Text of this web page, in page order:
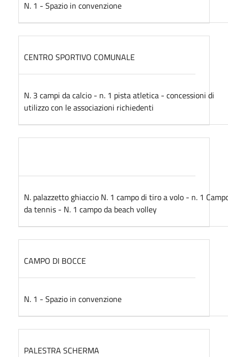
N. 1 - Spazio in convenzione
CENTRO SPORTIVO COMUNALE
N. 3 campi da calcio - n. 1 pista atletica - concessioni di
utilizzo con le associazioni richiedenti
N. palazzetto ghiaccio N. 1 campo di tiro a volo - n. 1
da tennis - N. 1 campo da beach volley
CAMPO DI BOCCE
N. 1 - Spazio in convenzione
PALESTRA SCHERMA